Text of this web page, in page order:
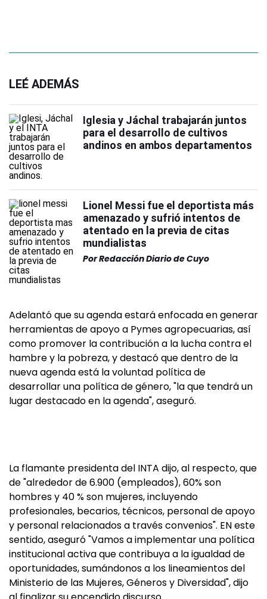
LEÉ ADEMÁS
Iglesia y Jáchal trabajarán juntos
para el desarrollo de cultivos
andinos en ambos departamentos
Lionel Messi fue el deportista más
amenazado y sufrió intentos de
atentado en la previa de citas
mundialistas
PorRedacción Diario de Cuyo
Adelantó que su agenda estará enfocada en generar
herramientas de apoyo a Pymes agropecuarias, así
como promover la contribución a la lucha contra el
hambre y la pobreza, y destacó que dentro de la
nueva agenda está la voluntad política de
desarrollar una política de género, "la que tendrá un
lugar destacado en la agenda", aseguró.
La flamante presidenta del INTA dijo, al respecto, que
de "alrededor de 6.900 (empleados), 60% son
hombres y 40 % son mujeres, incluyendo
profesionales, becarios, técnicos, personal de apoyo
y personal relacionados a través convenios". EN este
sentido, aseguró "Vamos a implementar una política
institucional activa que contribuya a la igualdad de
oportunidades, sumándonos a los lineamientos del
Ministerio de las Mujeres, Géneros y Diversidad", dijo